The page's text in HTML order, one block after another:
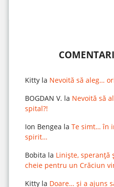
Kittyla Nevoită să aleg…
BOGDAN V. la Nevoită să
spital?!
Ion Bengea la Te simt… în
spirit…
Bobita la Liniște, speranță
cheie pentru un Crăciun
Kittyla Doare… și a ajuns